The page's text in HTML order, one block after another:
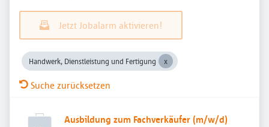
Jetzt Jobalarm aktivieren!
Handwerk, Dienstleistung und Fertigung
Suche zurücksetzen
Ausbildung zum Fachverkäufer (m/w/d)